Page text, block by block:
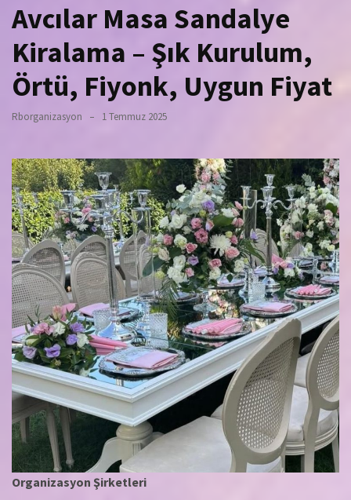
Avcılar Masa Sandalye
Kiralama – Şık Kurulum,
Örtü, Fiyonk, Uygun Fiyat
Rborganizasyon 1 Temmuz 2025
Organizasyon Şirketleri